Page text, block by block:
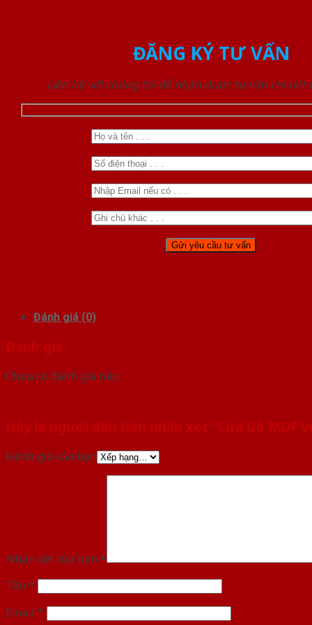
ĐĂNG KÝ TƯ VẤN
Liên hệ với chúng tôi để nhận được tư vấn chi tiết
Đánh giá (0)
Đánh giá
Chưa có đánh giá nào.
Hãy là người đầu tiên nhận xét “Cửa Gỗ MDF
Đánh giá của bạn
Nhận xét của bạn *
Tên *
Email *